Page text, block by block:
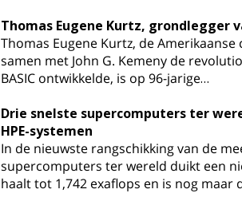
Thomas Eugene Kurtz, grondlegger
Thomas Eugene Kurtz, de
samen met John G. Kemeny de
BASIC ontwikkelde, is op 96-jarige…
Drie snelste supercomputers ter
HPE-systemen
In de nieuwste rangschikking van de
supercomputers ter wereld duikt een
haalt tot 1,742 exaflops en is nog maar